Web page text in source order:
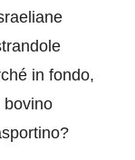
in fondo,
bovino